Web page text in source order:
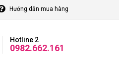
Hướng dẫn mua hàng
Hotline 2
0982.662.161